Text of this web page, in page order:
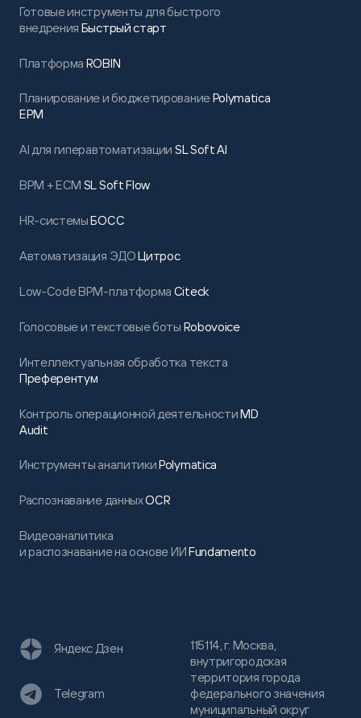
Готовые инструменты для быстрого
внедрения Быстрый старт
Платформа ROBIN
Планирование и бюджетированиеPolymatica
EPM
AI для гиперавтоматизации SL Soft AI
BPM + ECM SL Soft Flow
HR-системыБОСС
Автоматизация ЭДОЦитрос
Low-Code BPM-платформа Citeck
Голосовые и текстовые боты Robovoice
Интеллектуальная обработка текста
Преферентум
Контроль операционной деятельностиMD
Audit
Инструменты аналитикиPolymatica
Распознавание данныхOCR
Видеоаналитика
и распознавание на основе ИИFundamento
115114, г. Москва,
внутригородская
территория города
федерального значения
муниципальный округ
Яндекс Дзен
Telegram